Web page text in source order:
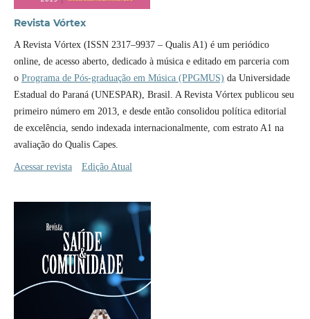
Revista Vórtex
A Revista Vórtex (ISSN 2317–9937 – Qualis A1) é um periódico
online, de acesso aberto, dedicado à música e editado em parceria com
o Programa de Pós-graduação em Música (PPGMUS) da Universidade
Estadual do Paraná (UNESPAR), Brasil. A Revista Vórtex publicou seu
primeiro número em 2013, e desde então consolidou política editorial
de excelência, sendo indexada internacionalmente, com estrato A1 na
avaliação do Qualis Capes.
Acessar revista Edição Atual